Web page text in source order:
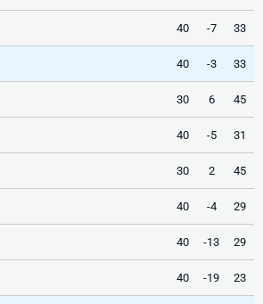
40 -7 33
40 -3 33
30 6 45
40 -5 31
30 2 45
40 -4 29
40 -13 29
40 -19 23